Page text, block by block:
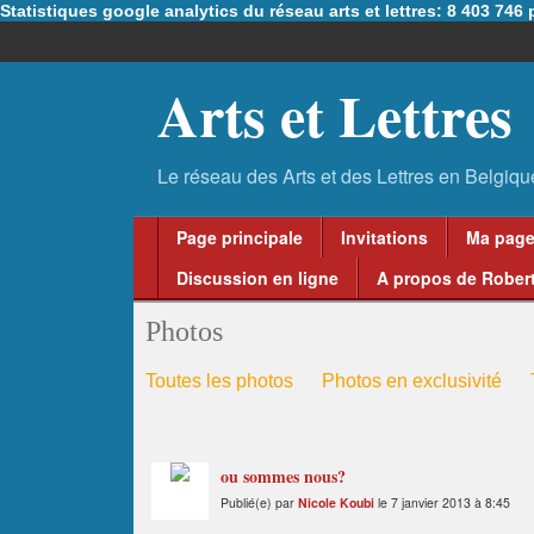
Statistiques google analytics du réseau arts et lettres: 8 403 746
Arts et Lettres
Page principale Invitations
Ma page
Discussion en ligne
A propos de
Photos
Toutes les photos Photos en exclusivité
ou sommes nous?
Publié(e) par Nicole Koubi le 7 janvier 2013 à 8:45